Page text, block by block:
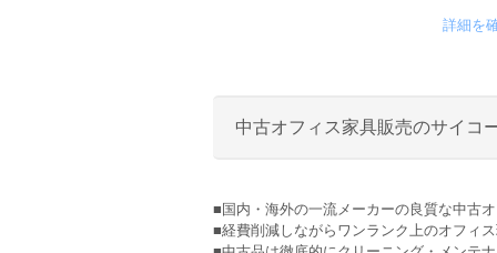
詳細を
中古オフィス家具販売のサイコ
■国内・海外の一流メーカーの良質な中古
■経費削減しながらワンランク上のオフィス